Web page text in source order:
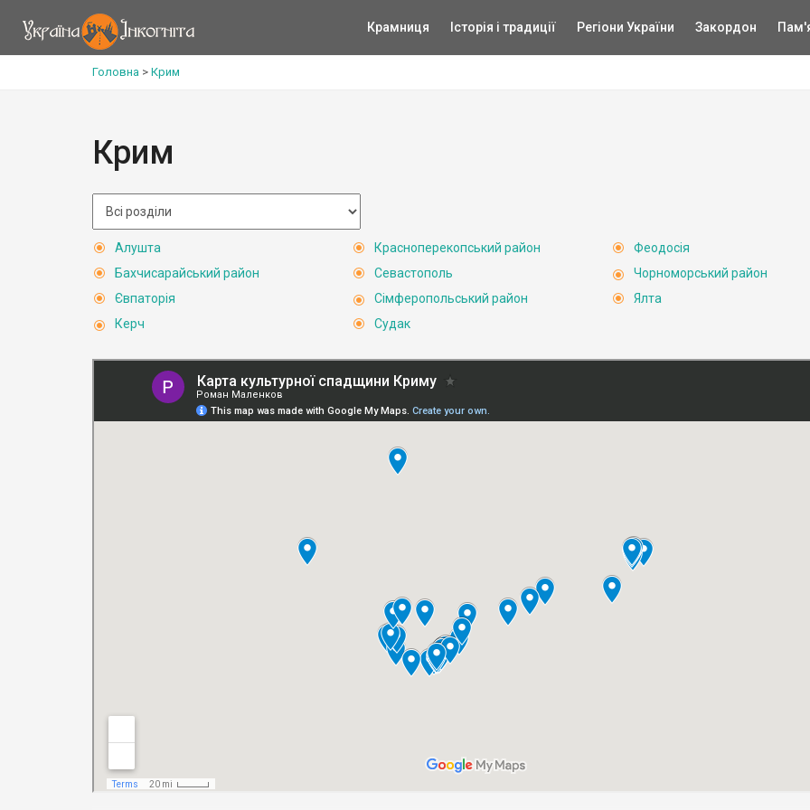
Крамниця Історія і традиції Регіони України Закордон
Головна > Крим
Крим
Алушта
Бахчисарайський район
Євпаторія
Керч
Красноперекопський район
Севастополь
Сімферопольський район
Судак
Феодосія
Чорноморський район
Ялта